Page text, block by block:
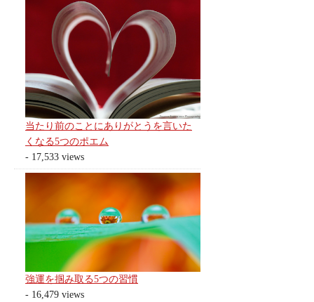
当たり前のことにありがとうを言いた
くなる5つのポエム
- 17,533 views
強運を掴み取る5つの習慣
- 16,479 views